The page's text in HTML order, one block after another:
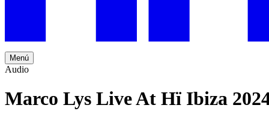
Menú
Audio
Marco Lys Live At Hï Ibiza